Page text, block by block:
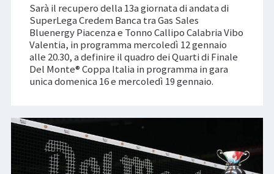
Sarà il recupero della 13a giornata di andata di
SuperLega Credem Banca tra Gas Sales
Bluenergy Piacenza e Tonno Callipo Calabria Vibo
Valentia, in programma mercoledì 12 gennaio
alle 20.30, a definire il quadro dei Quarti di Finale
Del Monte® Coppa Italia in programma in gara
unica domenica 16 e mercoledì 19 gennaio.